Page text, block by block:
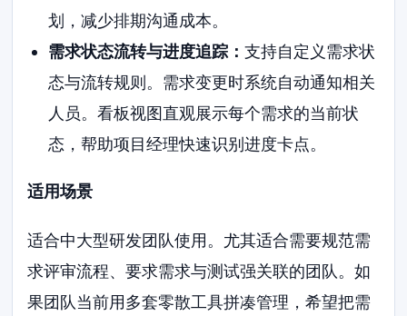
划，减少排期沟通成本。
需求状态流转与进度追踪： 支持自定义需求状
态与流转规则。需求变更时系统自动通知相关
人员。看板视图直观展示每个需求的当前状
态，帮助项目经理快速识别进度卡点。
适用场景
适合中大型研发团队使用。尤其适合需要规范需
求评审流程、要求需求与测试强关联的团队。如
果团队当前用多套零散工具拼凑管理，希望把需